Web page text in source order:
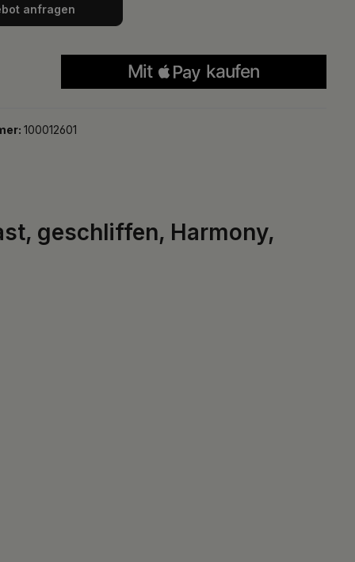
anfragen
100012601
geschliffen, Harmony,